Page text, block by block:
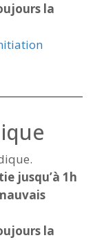
la
jusqu’à 1h
la